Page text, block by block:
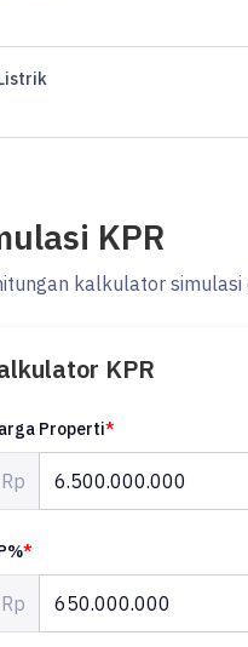
KPR
kalkulator simulasi
KPR
Properti*
Rp
*
Rp